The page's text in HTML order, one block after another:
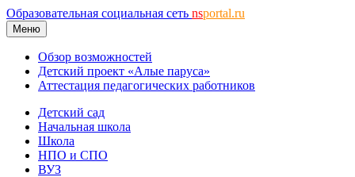
Образовательная социальная сеть nsportal.ru
Меню
Обзор возможностей
Детский проект «Алые паруса»
Аттестация педагогических работников
Детский сад
Начальная школа
Школа
НПО и СПО
ВУЗ